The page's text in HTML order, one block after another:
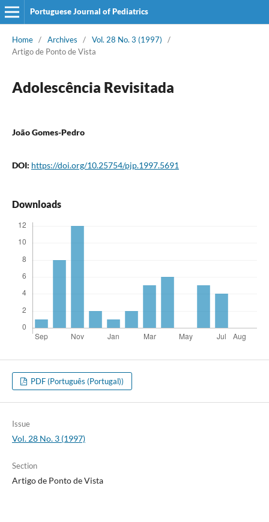
Portuguese Journal of Pediatrics
Home / Archives / Vol. 28 No. 3 (1997)
/
Artigo de Ponto de Vista
Adolescência Revisitada
João Gomes-Pedro
DOI: https://doi.org/10.25754/pjp.1997.5691
Downloads
PDF (Português (Portugal))
Issue
Vol. 28 No. 3 (1997)
Section
Artigo de Ponto de Vista